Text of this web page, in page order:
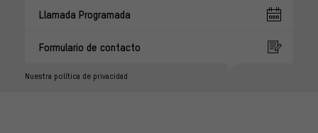
Llamada Programada
Formulario de contacto
Nuestra política de privacidad